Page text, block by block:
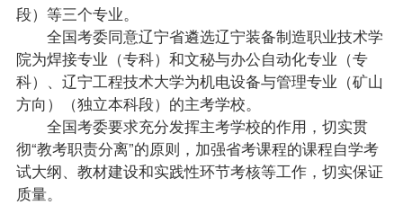
段）等三个专业。
全国考委同意辽宁省遴选辽宁装备制造职业技术学
院为焊接专业（专科）和文秘与办公自动化专业（专
科）、辽宁工程技术大学为机电设备与管理专业（矿山
方向）（独立本科段）的主考学校。
全国考委要求充分发挥主考学校的作用，切实贯
彻“教考职责分离”的原则，加强省考课程的课程自学考
试大纲、 教材建设和实践性环节考核等工作，切实保证
质量。